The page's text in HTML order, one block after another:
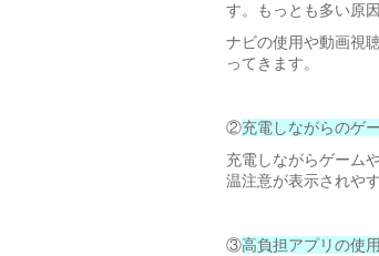
す。もっとも多い原
ナビの使用や動画視
ってきます。
②充電しながらのゲ
充電しながらゲーム
温注意が表示されや
③高負担アプリの使用